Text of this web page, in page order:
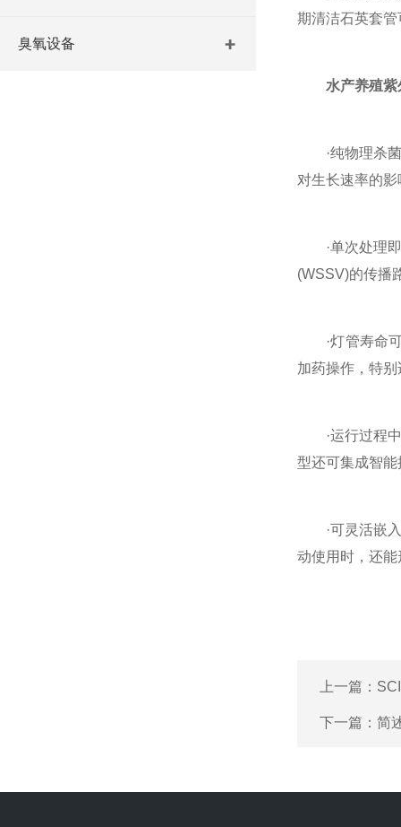
臭氧设备
期清洁石英套
水产养殖
·纯物理杀菌
对生长速率的
·单次处理即
(WSSV)的传播
·灯管寿命可
加药操作，特
·运行过程中
型还可集成智
·可灵活嵌入
动使用时，还
上一篇：
下一篇： 简